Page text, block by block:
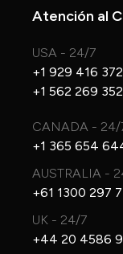
Atención al
USA - 24/7
+1 929 416
+1 562 269
CANADA - 24/
+1 365 654
AUSTRALIA -
+61 1300 297
UK - 24/7
+44 20 4586